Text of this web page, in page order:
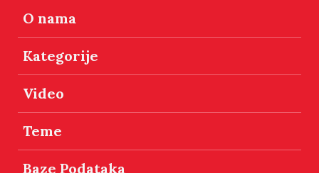
O nama
Kategorije
Video
Teme
Baze Podataka